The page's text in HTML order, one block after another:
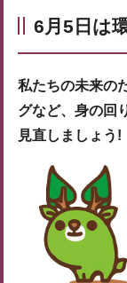
6月5日は
私たちの未来の
グなど、身の回
見直しましょう!